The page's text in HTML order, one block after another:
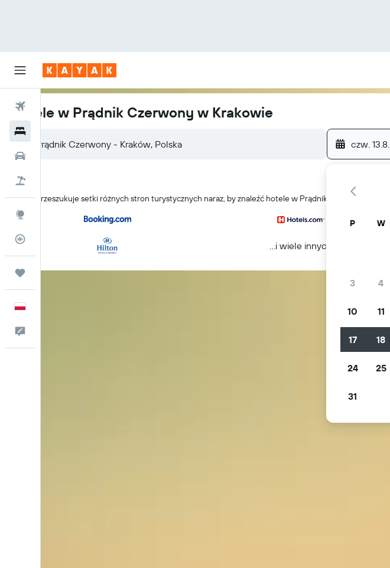
Loty
Trips
Hotele w Prądnik Czerwony w Krakowie
czw. 13.8.
KAYAK przeszukuje setki różnych stron turystycznych naraz, by znaleźć hotele w Prądnik Czerwony
...i wiele innych
P W
3 4
10 11
17 18
24 25
31